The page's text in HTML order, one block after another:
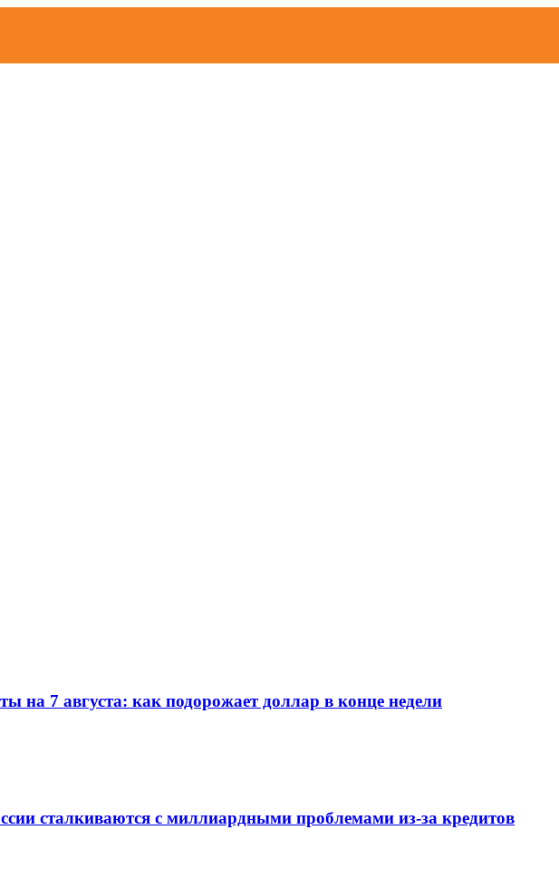
на 7 августа: как подорожает доллар в конце недели
сталкиваются с миллиардными проблемами из-за кредитов